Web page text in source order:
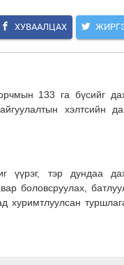
ХУВААЛЦАХ
133 га бүсийг
хэлтсийн
үүрэг, тэр дундаа
боловсруулах,
хуримтлуулсан